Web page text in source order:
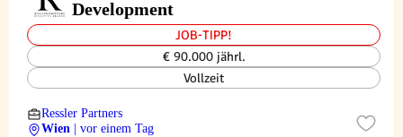
Development
JOB-TIPP!
€ 90.000 jährl.
Vollzeit
Ressler Partners
Wien
| vor einem Tag